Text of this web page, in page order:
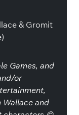
& Gromit
Games, and
or
Wallace and